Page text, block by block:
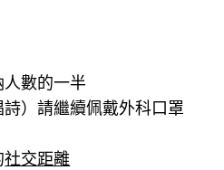
數的一半
）請繼續佩戴外科口罩
社交距離